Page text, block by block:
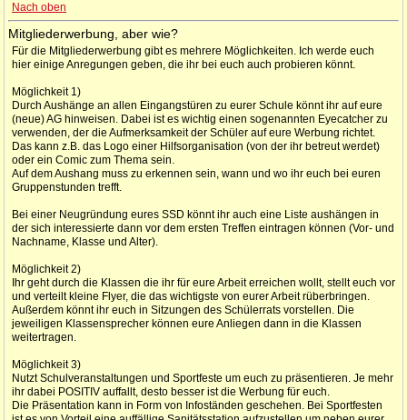
Nach oben
Mitgliederwerbung, aber wie?
Für die Mitgliederwerbung gibt es mehrere Möglichkeiten. Ich werde euch
hier einige Anregungen geben, die ihr bei euch auch probieren könnt.
Möglichkeit 1)
Durch Aushänge an allen Eingangstüren zu eurer Schule könnt ihr auf eure
(neue) AG hinweisen. Dabei ist es wichtig einen sogenannten Eyecatcher zu
verwenden, der die Aufmerksamkeit der Schüler auf eure Werbung richtet.
Das kann z.B. das Logo einer Hilfsorganisation (von der ihr betreut werdet)
oder ein Comic zum Thema sein.
Auf dem Aushang muss zu erkennen sein, wann und wo ihr euch bei euren
Gruppenstunden trefft.
Bei einer Neugründung eures SSD könnt ihr auch eine Liste aushängen in
der sich interessierte dann vor dem ersten Treffen eintragen können (Vor- und
Nachname, Klasse und Alter).
Möglichkeit 2)
Ihr geht durch die Klassen die ihr für eure Arbeit erreichen wollt, stellt euch vor
und verteilt kleine Flyer, die das wichtigste von eurer Arbeit rüberbringen.
Außerdem könnt ihr euch in Sitzungen des Schülerrats vorstellen. Die
jeweiligen Klassensprecher können eure Anliegen dann in die Klassen
weitertragen.
Möglichkeit 3)
Nutzt Schulveranstaltungen und Sportfeste um euch zu präsentieren. Je mehr
ihr dabei POSITIV auffallt, desto besser ist die Werbung für euch.
Die Präsentation kann in Form von Infoständen geschehen. Bei Sportfesten